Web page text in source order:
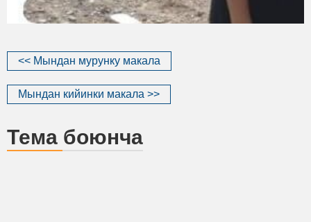
<< Мындан мурунку макала
Мындан кийинки макала >>
Тема боюнча